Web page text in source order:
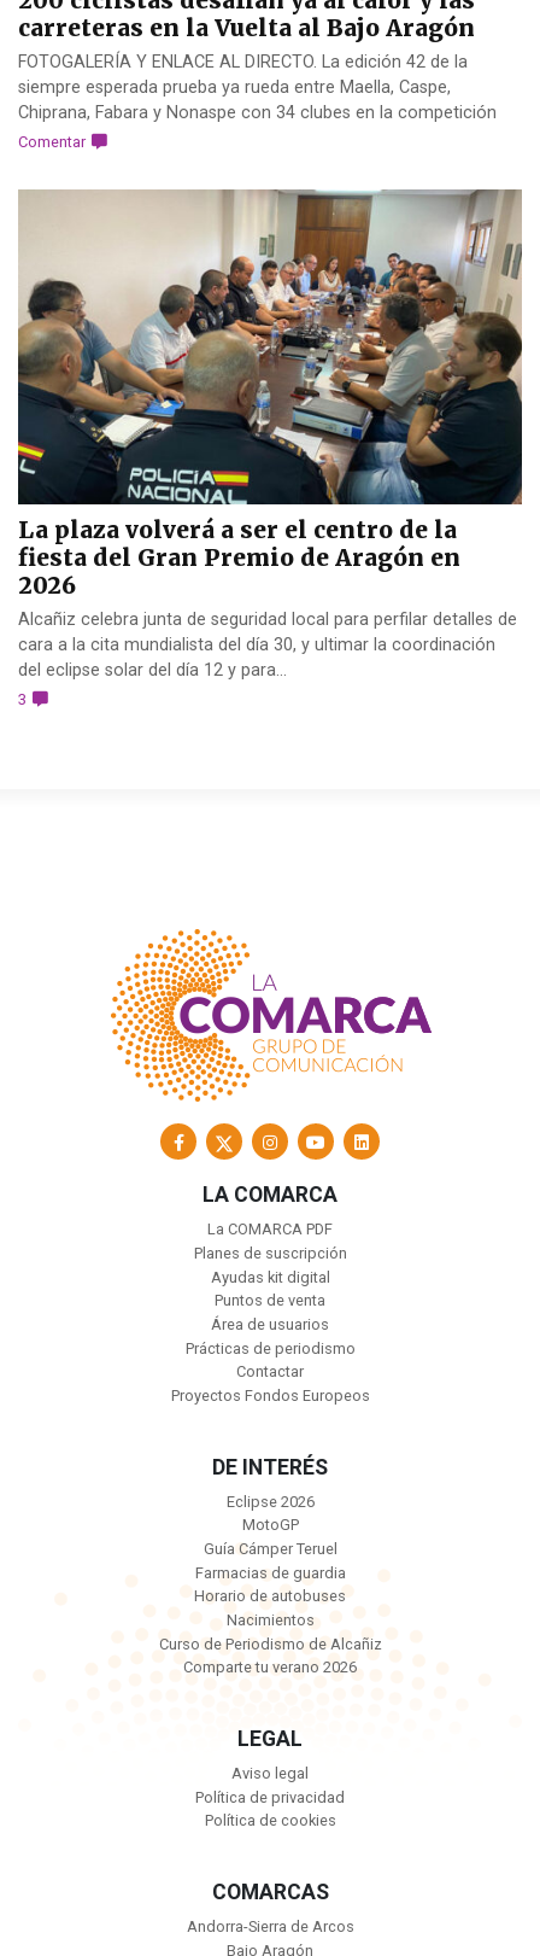
carreteras en la Vuelta al Bajo Aragón
FOTOGALERÍA Y ENLACE AL DIRECTO. La edición 42 de la
siempre esperada prueba ya rueda entre Maella, Caspe,
Chiprana, Fabara y Nonaspe con 34 clubes en la competición
Comentar
La plaza volverá a ser el centro de la
fiesta del Gran Premio de Aragón en
2026
Alcañiz celebra junta de seguridad local para perfilar detalles de
cara a la cita mundialista del día 30, y ultimar la coordinación
del eclipse solar del día 12 y para...
3
LA COMARCA
La COMARCA PDF
Planes de suscripción
Ayudas kit digital
Puntos de venta
Área de usuarios
Prácticas de periodismo
Contactar
Proyectos Fondos Europeos
DE INTERÉS
Eclipse 2026
MotoGP
Guía Cámper Teruel
Farmacias de guardia
Horario de autobuses
Nacimientos
Curso de Periodismo de Alcañiz
Comparte tu verano 2026
LEGAL
Aviso legal
Política de privacidad
Política de cookies
COMARCAS
Andorra-Sierra de Arcos
Bajo Aragón